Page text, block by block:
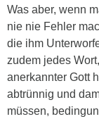
Was aber, wenn
nie nie Fehler
die ihm
zudem jedes
anerkannter Gott
abtrünnig und
müssen,